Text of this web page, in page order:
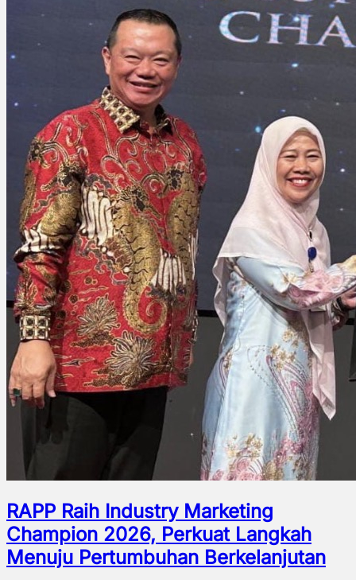
RAPP Raih Industry Marketing
Champion 2026, Perkuat Langkah
Menuju Pertumbuhan Berkelanjutan